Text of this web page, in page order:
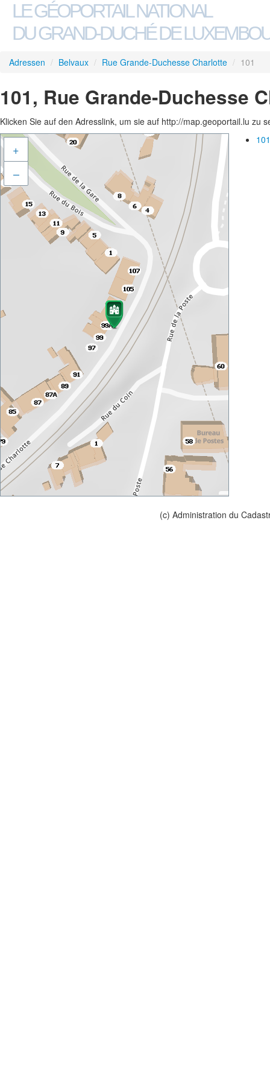
LE GÉOPORTAIL NATIONAL
DU GRAND-DUCHÉ DE
Adressen / Belvaux / Rue Grande-Duchesse Charlotte / 101
101, Rue Grande-Duchesse
Klicken Sie auf den Adresslink, um sie auf http://map.geoportail.lu zu
+
–
(c) Administration du